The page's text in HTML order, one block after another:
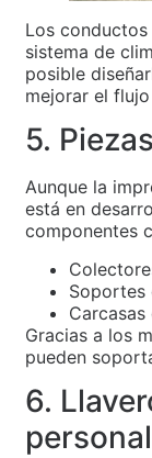
Los
sistema de
posible
mejorar el
5.
Aunque la
está en
componentes
Soportes
Gracias a los
pueden
6.